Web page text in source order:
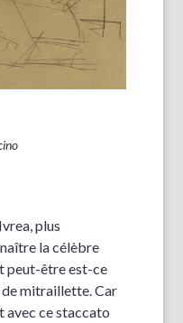
plus
la célèbre
peut-être est-ce
mitraillette. Car
avec ce staccato